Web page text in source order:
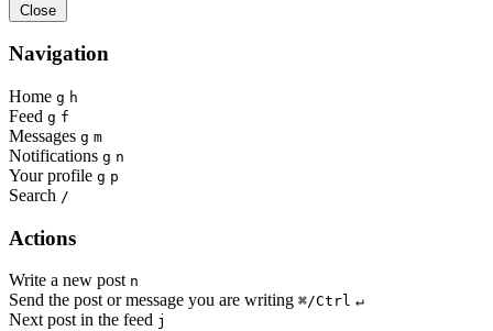
Close
Navigation
Home g h
Feed g f
Messages g m
Notifications g n
Your profile g p
Search /
Actions
Write a new post n
Send the post or message you are writing ⌘/Ctrl ↵
Next post in the feed j